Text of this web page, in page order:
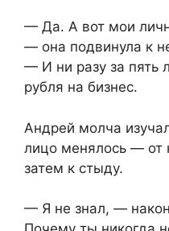
— Да. А вот мои
— она подвинула к
— И ни разу за пять
рубля на бизнес.
Андрей молча
лицо менялось — от
затем к стыду.
— Я не знал, —